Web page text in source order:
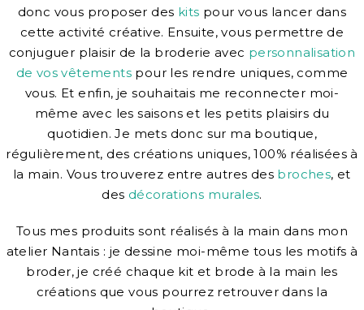
donc vous proposer des kits pour vous lancer dans
cette activité créative. Ensuite, vous permettre de
conjuguer plaisir de la broderie avec personnalisation
de vos vêtements pour les rendre uniques, comme
vous. Et enfin, je souhaitais me reconnecter moi-
même avec les saisons et les petits plaisirs du
quotidien. Je mets donc sur ma boutique,
régulièrement, des créations uniques, 100% réalisées à
la main. Vous trouverez entre autres des broches, et
des décorations murales.
Tous mes produits sont réalisés à la main dans mon
atelier Nantais : je dessine moi-même tous les motifs à
broder, je créé chaque kit et brode à la main les
créations que vous pourrez retrouver dans la